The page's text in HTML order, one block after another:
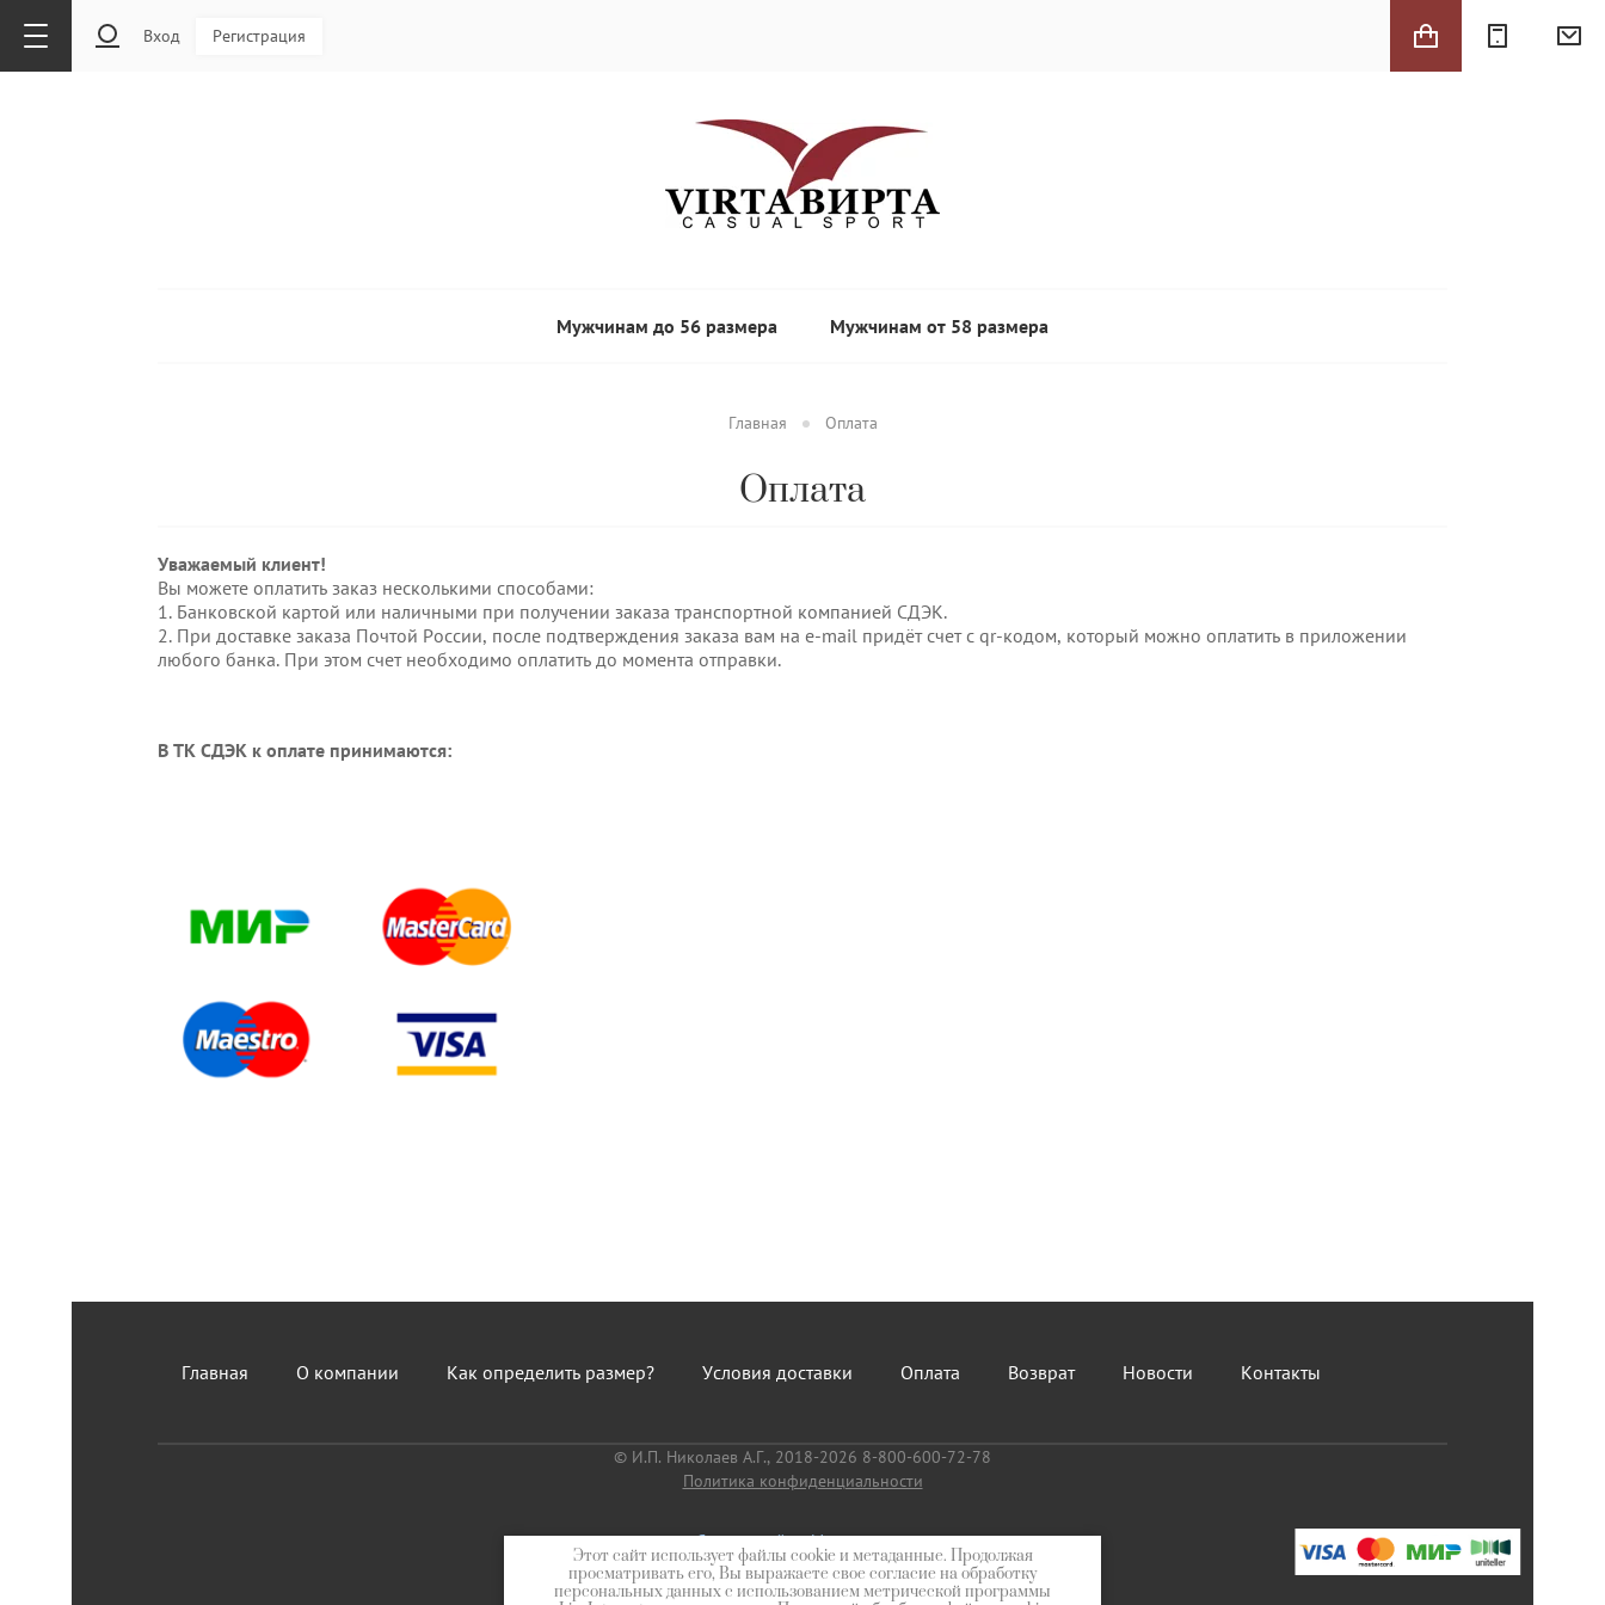
Вход Регистрация
Мужчинам до 56 размера Мужчинам от 58 размера
Главная Оплата
Оплата
Уважаемый клиент!
Вы можете оплатить заказ несколькими способами:
1. Банковской картой или наличными при получении заказа транспортной компанией СДЭК.
2. При доставке заказа Почтой России, после подтверждения заказа вам на e-mail придёт счет с qr-кодом, который можно оплатить в приложении
любого банка. При этом счет необходимо оплатить до момента отправки.
В ТК СДЭК к оплате принимаются:
Главная О компании Как определить размер? Условия доставки Оплата Возврат Новости Контакты
© И.П. Николаев А.Г., 2018-2026 8-800-600-72-78
Политика конфиденциальности
Создать сайтв Мегагрупп.ру
Этот сайт использует файлы cookie и метаданные. Продолжая
просматривать его, Вы выражаете свое согласие на обработку
персональных данных с использованием метрической программы